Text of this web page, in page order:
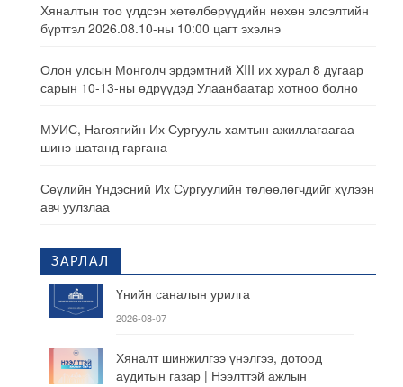
Хяналтын тоо үлдсэн хөтөлбөрүүдийн нөхөн элсэлтийн
бүртгэл 2026.08.10-ны 10:00 цагт эхэлнэ
Олон улсын Монголч эрдэмтний XIII их хурал 8 дугаар
сарын 10-13-ны өдрүүдэд Улаанбаатар хотноо болно
МУИС, Нагоягийн Их Сургууль хамтын ажиллагаагаа
шинэ шатанд гаргана
Сөүлийн Үндэсний Их Сургуулийн төлөөлөгчдийг хүлээн
авч уулзлаа
ЗАРЛАЛ
Үнийн саналын урилга
2026-08-07
Хяналт шинжилгээ үнэлгээ, дотоод
аудитын газар | Нээлттэй ажлын